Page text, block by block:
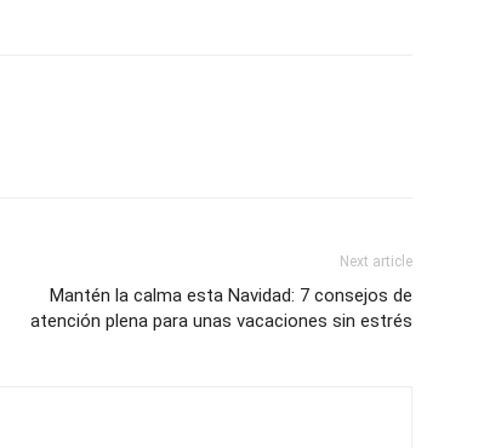
Next article
Mantén la calma esta Navidad: 7 consejos de
atención plena para unas vacaciones sin estrés